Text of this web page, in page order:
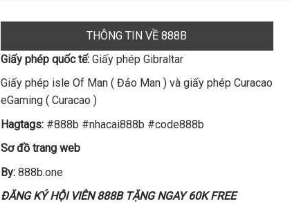
THÔNG TIN VỀ 888B
Giấy phép quốc tế: Giấy phép Gibraltar
Giấy phép isle Of Man ( Đảo Man ) và giấy phép Curacao
eGaming ( Curacao )
Hagtags: #888b #nhacai888b #code888b
Sơ đồ trang web
By: 888b.one
ĐĂNG KÝ HỘI VIÊN 888B TẶNG NGAY 60K FREE